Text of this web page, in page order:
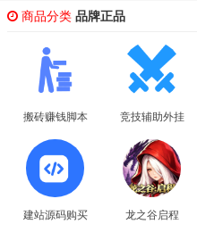
商品分类 品牌正品
搬砖赚钱脚本 竞技辅助外挂
建站源码购买 龙之谷启程